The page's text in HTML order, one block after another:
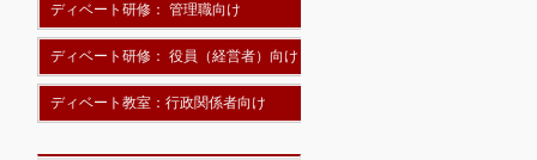
ディベート研修： 管理職向け
ディベート研修： 役員（経営者）向け
ディベート教室：行政関係者向け